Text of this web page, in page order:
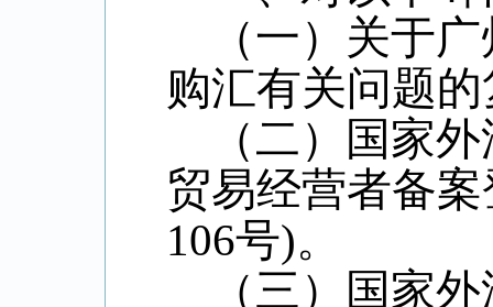
（一）关于
购汇有关问题
（二）国家
贸易经营者备
106号)。
（三）国家